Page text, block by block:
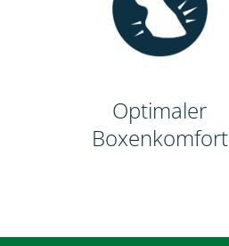
Optimaler
Boxenkomfort